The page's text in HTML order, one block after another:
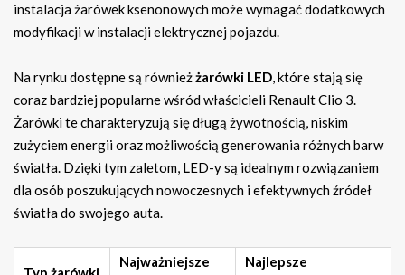
instalacja żarówek ksenonowych może wymagać dodatkowych
modyfikacji w instalacji elektrycznej pojazdu.
Na rynku dostępne są równieżżarówki LED, które stają się
coraz bardziej popularne wśród właścicieli Renault Clio 3.
Żarówki te charakteryzują się długą żywotnością, niskim
zużyciem energii oraz możliwością generowania różnych barw
światła. Dzięki tym zaletom, LED-y są idealnym rozwiązaniem
dla osób poszukujących nowoczesnych i efektywnych źródeł
światła do swojego auta.
Najważniejsze
Najlepsze